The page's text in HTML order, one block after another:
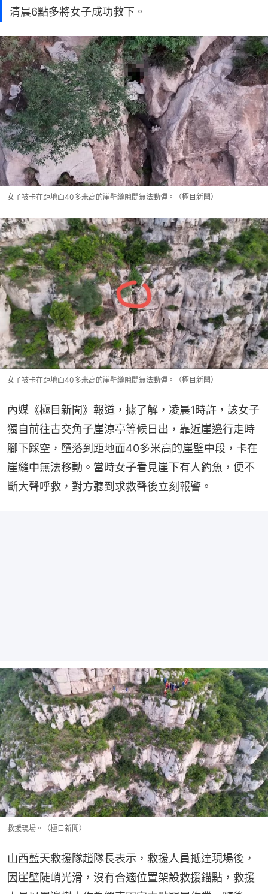
清晨6點多將女子成功救下。
女子被卡在距地面40多米高的崖壁縫隙間無法動彈。（極目新聞）
女子被卡在距地面40多米高的崖壁縫隙間無法動彈。（極目新聞）
內媒《極目新聞》報道，據了解，凌晨1時許，該女子
獨自前往古交角子崖涼亭等候日出，靠近崖邊行走時
腳下踩空，墮落到距地面40多米高的崖壁中段，卡在
崖縫中無法移動。當時女子看見崖下有人釣魚，便不
斷大聲呼救，對方聽到求救聲後立刻報警。
救援現場。（極目新聞）
山西藍天救援隊趙隊長表示，救援人員抵達現場後，
因崖壁陡峭光滑，沒有合適位置架設救援錨點，救援